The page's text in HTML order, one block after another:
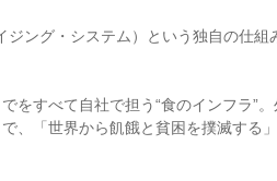
ング・システム）という独自の仕組
をすべて自社で担う“食のインフラ”
、「世界から飢餓と貧困を撲滅する